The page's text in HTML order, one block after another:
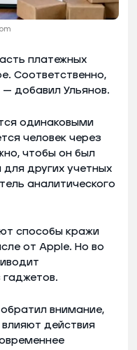
платежных
Соответственно,
добавил Ульянов.
одинаковыми
человек через
чтобы он был
других учетных
аналитического
способы кражи
от Apple. Но во
гаджетов.
внимание,
действия